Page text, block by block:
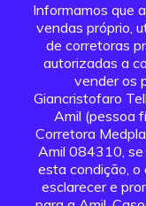
Informamos que
vendas próprio,
de corretoras
autorizadas a
vender os
Giancristofaro
Amil (pessoa
Corretora
Amil 084310,
esta condição,
esclarecer e